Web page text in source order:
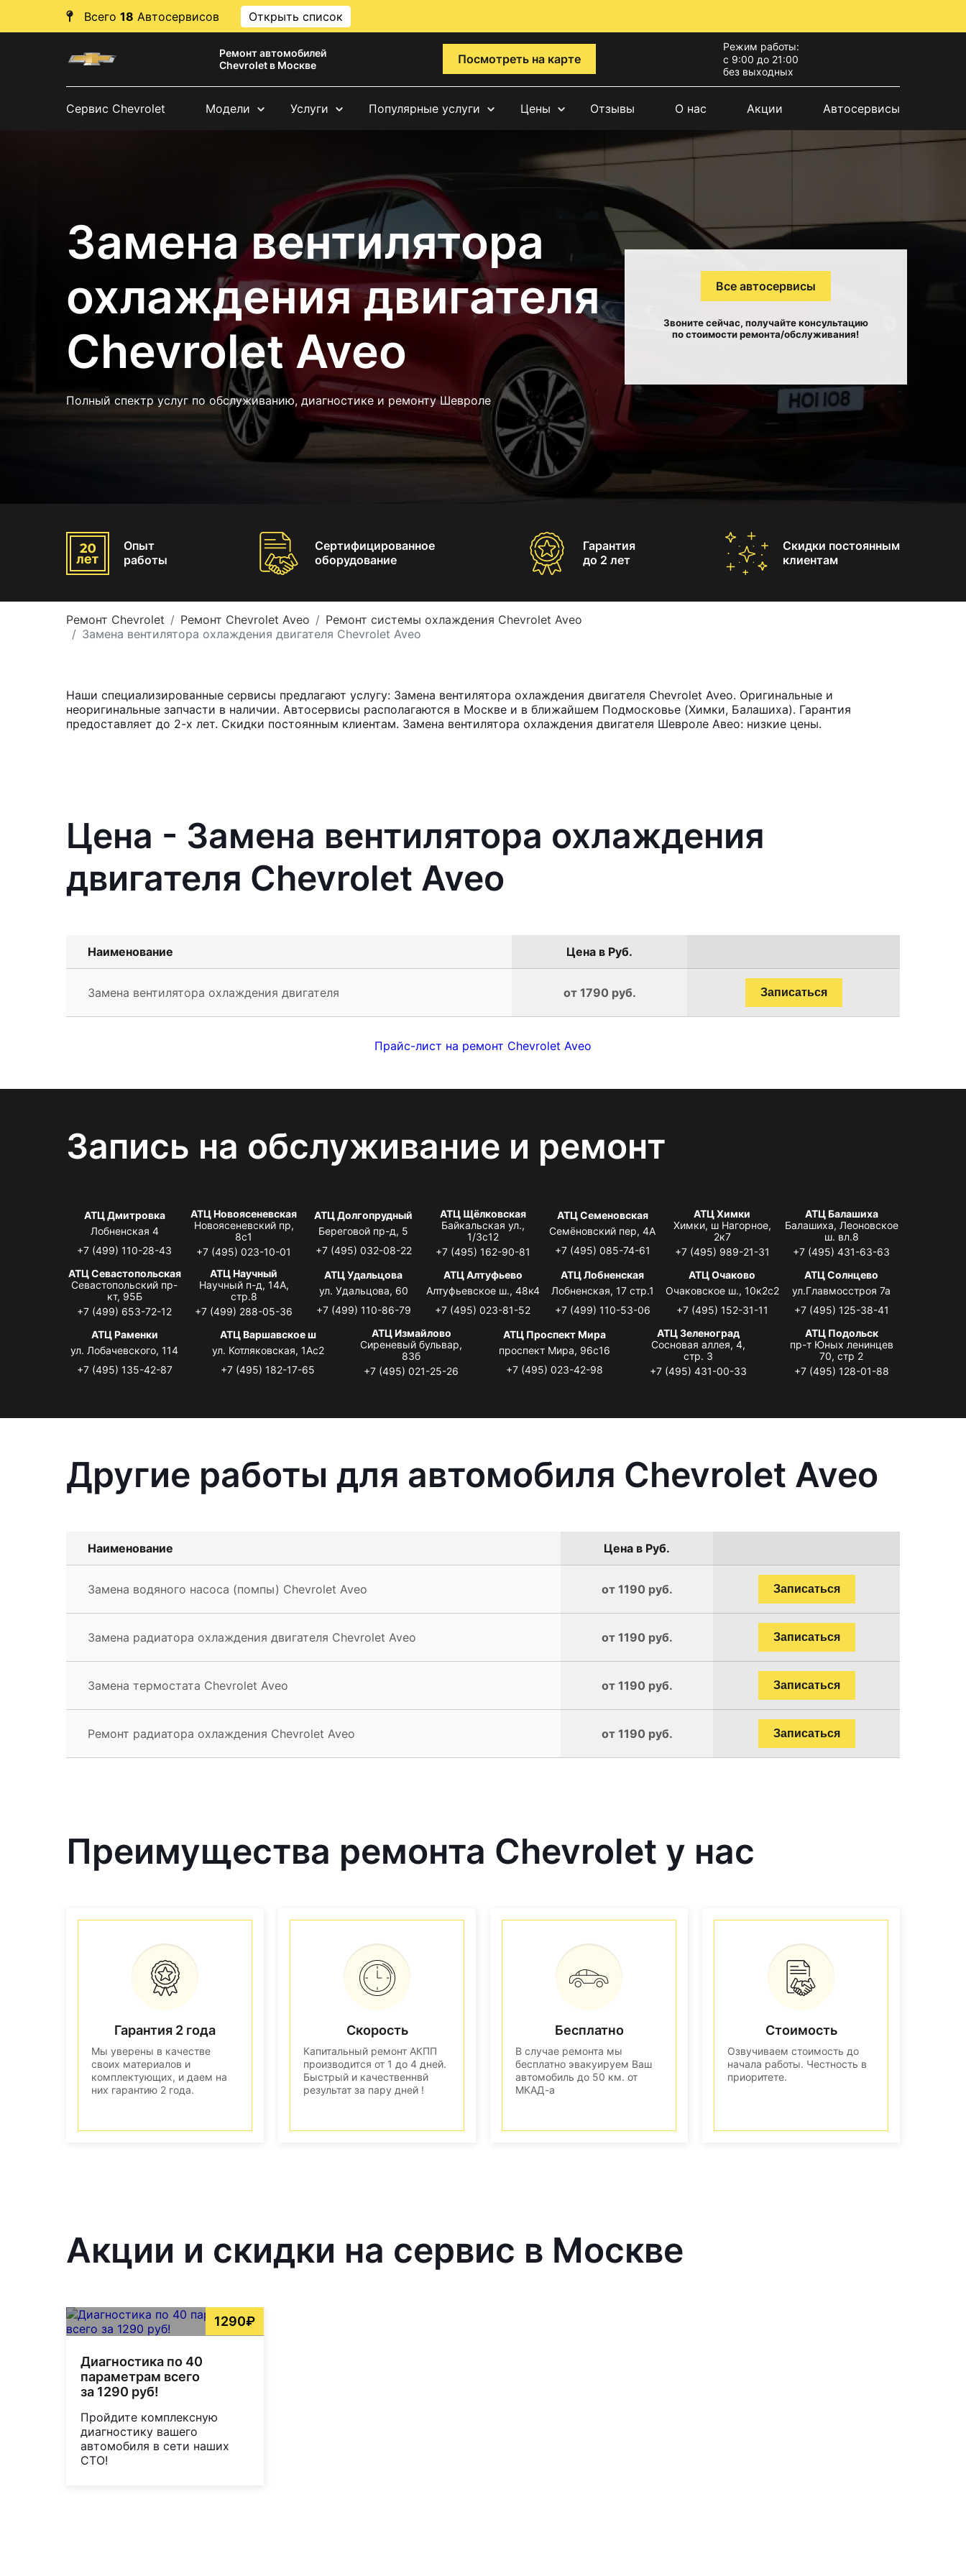
Всего 18 Автосервисов Открыть список
Ремонт автомобилей
Chevrolet в Москве
Посмотреть на карте
Режим работы:
с 9:00 до 21:00
без выходных
Сервис Chevrolet Модели Услуги Популярные услуги Цены Отзывы О нас Акции Автосервисы
Замена вентилятора
охлаждения двигателя
Chevrolet Aveo
Полный спектр услуг по обслуживанию, диагностике и ремонту Шевроле
Все автосервисы
Звоните сейчас, получайте консультацию
по стоимости ремонта/обслуживания!
Опыт
работы
Сертифицированное
оборудование
Гарантия
до 2 лет
Скидки постоянным
клиентам
Ремонт Chevrolet Ремонт Chevrolet Aveo
Ремонт системы охлаждения Chevrolet Aveo
Замена вентилятора охлаждения двигателя Chevrolet Aveo
Наши специализированные сервисы предлагают услугу: Замена вентилятора охлаждения двигателя Chevrolet Aveo. Оригинальные и
неоригинальные запчасти в наличии. Автосервисы располагаются в Москве и в ближайшем Подмосковье (Химки, Балашиха). Гарантия
предоставляет до 2-х лет. Скидки постоянным клиентам. Замена вентилятора охлаждения двигателя Шевроле Авео: низкие цены.
Цена - Замена вентилятора охлаждения
двигателя Chevrolet Aveo
Наименование Цена в Руб.
Замена вентилятора охлаждения двигателя от 1790 руб. Записаться
Прайс-лист на ремонт Chevrolet Aveo
Запись на обслуживание и ремонт
АТЦ Дмитровка
Лобненская 4
+7 (499) 110-28-43
АТЦ Новоясеневская
Новоясеневский пр,
8с1
+7 (495) 023-10-01
АТЦ Долгопрудный
Береговой пр-д, 5
+7 (495) 032-08-22
АТЦ Щёлковская
Байкальская ул.,
1/3с12
+7 (495) 162-90-81
АТЦ Семеновская
Семёновский пер, 4А
+7 (495) 085-74-61
АТЦ Химки
Химки, ш Нагорное,
2к7
+7 (495) 989-21-31
АТЦ Балашиха
Балашиха, Леоновское
ш. вл.8
+7 (495) 431-63-63
АТЦ Севастопольская
Севастопольский пр-
кт, 95Б
+7 (499) 653-72-12
АТЦ Научный
Научный п-д, 14А,
стр.8
+7 (499) 288-05-36
АТЦ Удальцова
ул. Удальцова, 60
+7 (499) 110-86-79
АТЦ Алтуфьево
Алтуфьевское ш., 48к4
+7 (495) 023-81-52
АТЦ Лобненская
Лобненская, 17 стр.1
+7 (499) 110-53-06
АТЦ Очаково
Очаковское ш., 10к2с2
+7 (495) 152-31-11
АТЦ Солнцево
ул.Главмосстроя 7а
+7 (495) 125-38-41
АТЦ Раменки
ул. Лобачевского, 114
+7 (495) 135-42-87
АТЦ Варшавское ш
ул. Котляковская, 1Ас2
+7 (495) 182-17-65
АТЦ Измайлово
Сиреневый бульвар,
83б
+7 (495) 021-25-26
АТЦ Проспект Мира
проспект Мира, 96с16
+7 (495) 023-42-98
АТЦ Зеленоград
Сосновая аллея, 4,
стр. 3
+7 (495) 431-00-33
АТЦ Подольск
пр-т Юных ленинцев
70, стр 2
+7 (495) 128-01-88
Другие работы для автомобиля Chevrolet Aveo
Наименование Цена в Руб.
Замена водяного насоса (помпы) Chevrolet Aveo от 1190 руб. Записаться
Замена радиатора охлаждения двигателя Chevrolet Aveo от 1190 руб. Записаться
Замена термостата Chevrolet Aveo от 1190 руб. Записаться
Ремонт радиатора охлаждения Chevrolet Aveo от 1190 руб. Записаться
Преимущества ремонта Chevrolet у нас
Гарантия 2 года
Мы уверены в качестве
своих материалов и
комплектующих, и даем на
них гарантию 2 года.
Скорость
Капитальный ремонт АКПП
производится от 1 до 4 дней.
Быстрый и качественнвй
результат за пару дней !
Бесплатно
В случае ремонта мы
бесплатно эвакуируем Ваш
автомобиль до 50 км. от
МКАД-а
Стоимость
Озвучиваем стоимость до
начала работы. Честность в
приоритете.
Акции и скидки на сервис в Москве
1290₽
Диагностика по 40
параметрам всего
за 1290 руб!
Пройдите комплексную
диагностику вашего
автомобиля в сети наших
СТО!